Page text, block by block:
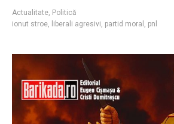
Actualitate, Politică
ionut stroe, liberali agresivi, partid moral , pnl